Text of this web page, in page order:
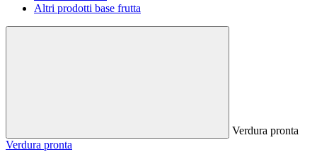
Altri prodotti base frutta
Verdura pronta
Verdura pronta